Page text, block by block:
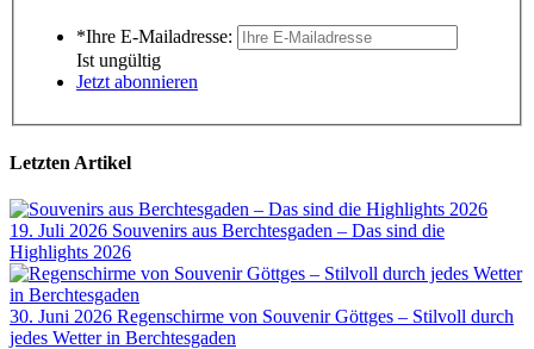
*Ihre E-Mailadresse:
Ist ungültig
Jetzt abonnieren
Letzten Artikel
19. Juli 2026 Souvenirs aus Berchtesgaden – Das sind die
Highlights 2026
30. Juni 2026 Regenschirme von Souvenir Göttges – Stilvoll durch
jedes Wetter in Berchtesgaden